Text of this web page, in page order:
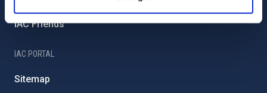
Severo Ochoa Programme
IAC Friends
IAC PORTAL
Sitemap